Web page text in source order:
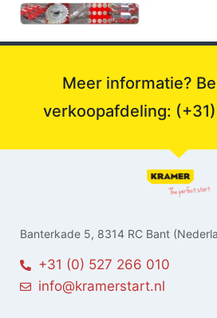
Meer informatie?
verkoopafdeling:
Banterkade 5, 8314 RC Bant
+31 (0) 527 266 010
info@kramerstart.nl